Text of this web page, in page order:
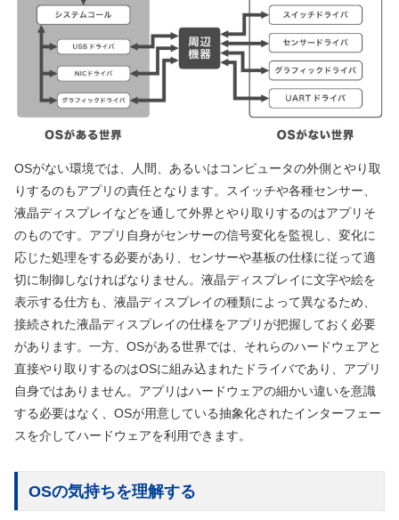
OSがない環境では、人間、あるいはコンピュータの外側とやり取
りするのもアプリの責任となります。スイッチや各種センサー、
液晶ディスプレイなどを通して外界とやり取りするのはアプリそ
のものです。アプリ自身がセンサーの信号変化を監視し、変化に
応じた処理をする必要があり、センサーや基板の仕様に従って適
切に制御しなければなりません。液晶ディスプレイに文字や絵を
表示する仕方も、液晶ディスプレイの種類によって異なるため、
接続された液晶ディスプレイの仕様をアプリが把握しておく必要
があります。一方、OSがある世界では、それらのハードウェアと
直接やり取りするのはOSに組み込まれたドライバであり、アプリ
自身ではありません。アプリはハードウェアの細かい違いを意識
する必要はなく、OSが用意している抽象化されたインターフェー
スを介してハードウェアを利用できます。
OSの気持ちを理解する